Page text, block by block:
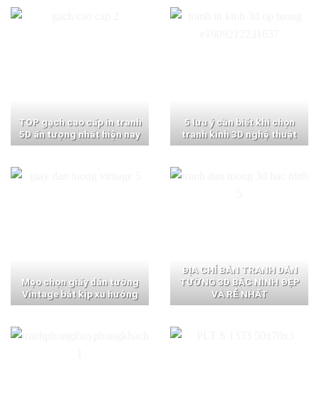
TOP gạch cao cấp in tranh
5D ấn tượng nhất hiện nay
5 lưu ý cần biết khi chọn
tranh kính 3D nghệ thuật
Mẹo chọn giấy dán tường
Vintage bắt kịp xu hướng
ĐỊA CHỈ BÁN TRANH DÁN
TƯỜNG 3D BẮC NINH ĐẸP
VÀ RẺ NHẤT